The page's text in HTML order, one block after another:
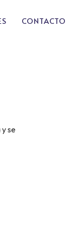
CONTACTO
se